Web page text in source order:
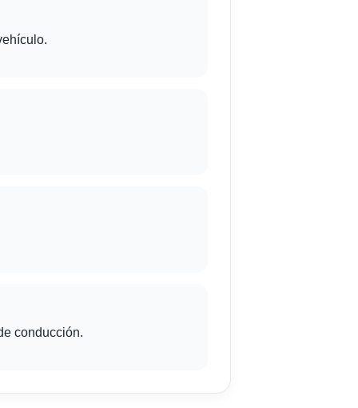
conducción.